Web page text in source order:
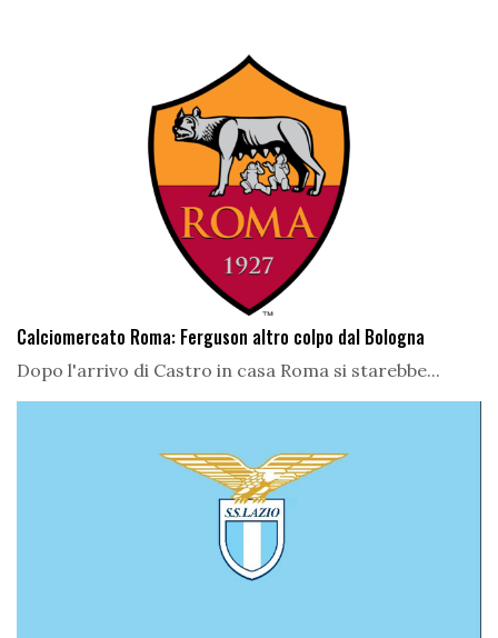
Calciomercato Roma: Ferguson altro colpo dal Bologna
Dopo l'arrivo di Castro in casa Roma si starebbe...